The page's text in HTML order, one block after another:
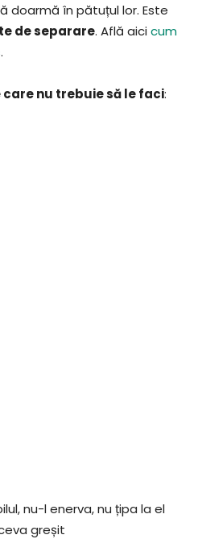
doarmă în pătuțul lor. Este
de separare. Află aicicum
.
nu trebuie să le faci:
nu-l enerva, nu țipa la el
greșit